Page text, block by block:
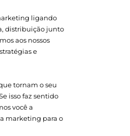
ligando
distribuição junto
aos nossos
e
tornam o seu
isso faz sentido
você a
marketing para o